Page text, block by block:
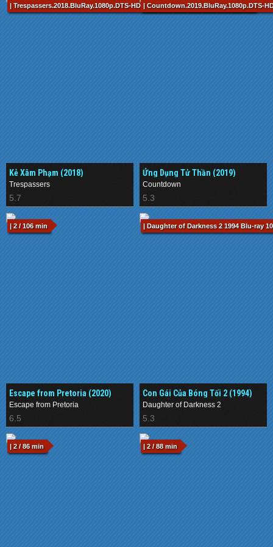
| Trespassers.2018.BluRay.1080p.DTS-HDMA5.1.x265.10bit-CHD.mkv / 88 min
Kẻ Xâm Phạm (2018)
Trespassers
5.7
| Countdown.2019.BluRay.1080p.DTS-
Ứng Dụng Tử Thần (2019)
Countdown
5.3
| 2 / 106 min
Escape from Pretoria (2020)
Escape from Pretoria
6.5
| Daughter of Darkness 2 1994 Blu-ray
Con Gái Của Bóng Tối 2 (1994)
Daughter of Darkness 2
5.3
| 2 / 86 min | 2 / 88 min